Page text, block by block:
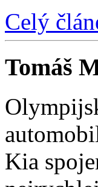
Celý
Tomáš
Kia